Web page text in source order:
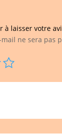
à laisser votre
ne sera pas